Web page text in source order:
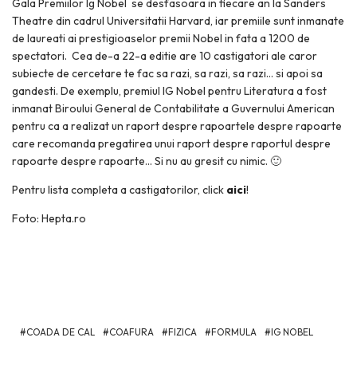
Theatre din cadrul Universitatii Harvard, iar premiile sunt inmanate
de laureati ai prestigioaselor premii Nobel in fata a 1200 de
spectatori. Cea de-a 22-a editie are 10 castigatori ale caror
subiecte de cercetare te fac sa razi, sa razi, sa razi… si apoi sa
gandesti. De exemplu, premiul IG Nobel pentru Literatura a fost
inmanat Biroului General de Contabilitate a Guvernului American
pentru ca a realizat un raport despre rapoartele despre rapoarte
care recomanda pregatirea unui raport despre raportul despre
rapoarte despre rapoarte… Si nu au gresit cu nimic. 🙂
Pentru lista completa a castigatorilor, click aici!
Foto: Hepta.ro
COADA DE CAL COAFURA FIZICA FORMULA IG NOBEL